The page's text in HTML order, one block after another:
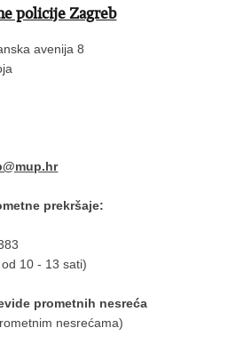
policije Zagreb
avenija 8
prekršaje:
10 - 13 sati)
prometnih nesreća
nesrećama)